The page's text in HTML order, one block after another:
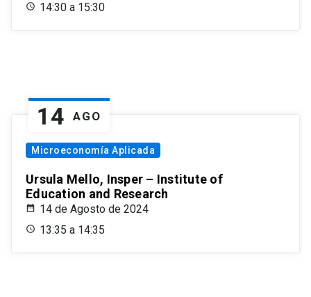
14:30 a 15:30
14 AGO
Microeconomía Aplicada
Ursula Mello, Insper – Institute of
Education and Research
14 de Agosto de 2024
13:35 a 14:35